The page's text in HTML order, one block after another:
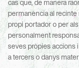
cas que, de manera
permanència al
propi portador o per
personalment
seves pròpies accions
a tercers o danys